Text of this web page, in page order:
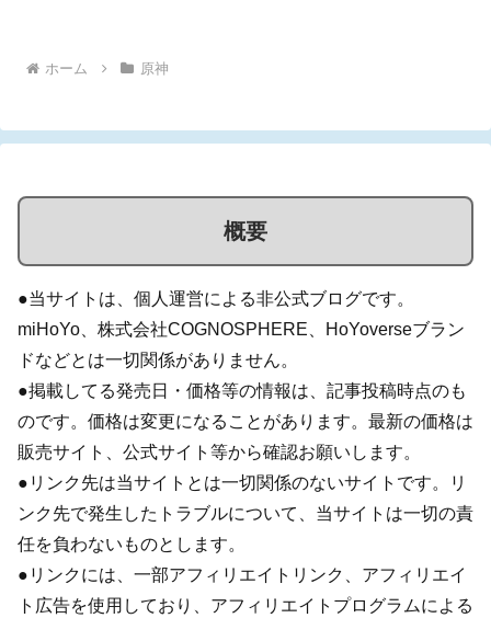
ホーム 原神
概要
●当サイトは、個人運営による非公式ブログです。
miHoYo、株式会社COGNOSPHERE、HoYoverseブラン
ドなどとは一切関係がありません。
●掲載してる発売日・価格等の情報は、記事投稿時点のも
のです。価格は変更になることがあります。最新の価格は
販売サイト、公式サイト等から確認お願いします。
●リンク先は当サイトとは一切関係のないサイトです。リ
ンク先で発生したトラブルについて、当サイトは一切の責
任を負わないものとします。
●リンクには、一部アフィリエイトリンク、アフィリエイ
ト広告を使用しており、アフィリエイトプログラムによる